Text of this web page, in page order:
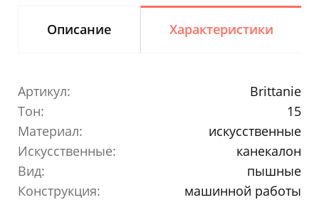
Описание Характеристики
Артикул:
Brittanie
Тон:
15
Материал:
искусственные
Искусственные:
канекалон
Вид:
пышные
Конструкция:
машинной работы